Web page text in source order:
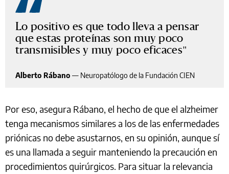
Lo positivo es que todo lleva a pensar
que estas proteínas son muy poco
transmisibles y muy poco eficaces
Alberto Rábano — Neuropatólogo de la Fundación CIEN
Por eso, asegura Rábano, el hecho de que el alzheimer
tenga mecanismos similares a los de las enfermedades
priónicas no debe asustarnos, en su opinión, aunque sí
es una llamada a seguir manteniendo la precaución en
procedimientos quirúrgicos. Para situar la relevancia